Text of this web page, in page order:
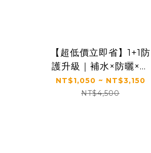
【超低價立即省】1+1防
護升級｜補水×防曬×修
護｜【KS】1+1完整呵護
組 (抗光清爽高防曬凝露
NT$1,050 ~ NT$3,150
NT$4,500